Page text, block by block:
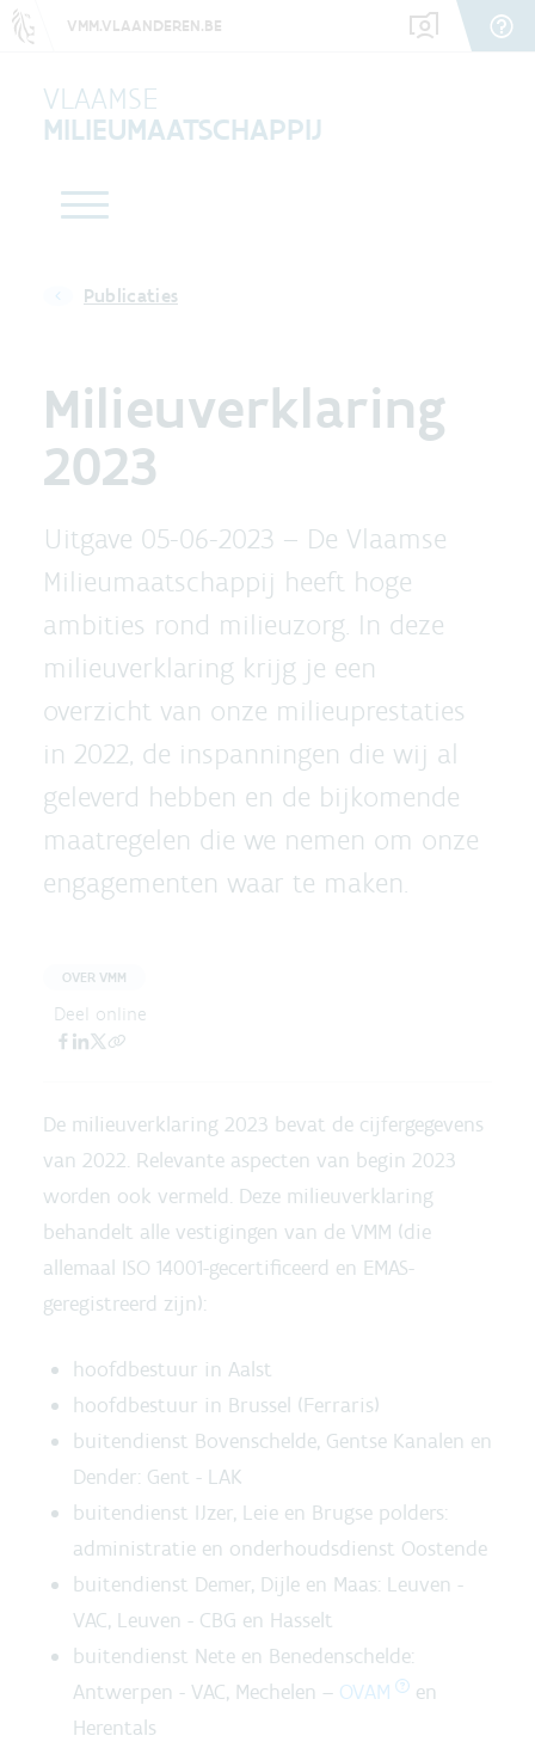
VMM.VLAANDEREN.BE
VLAAMSE
MILIEUMAATSCHAPPIJ
Publicaties
Milieuverklaring
2023
Uitgave 05-06-2023 – De Vlaamse
Milieumaatschappij heeft hoge
ambities rond milieuzorg. In deze
milieuverklaring krijg je een
overzicht van onze milieuprestaties
in 2022, de inspanningen die wij al
geleverd hebben en de bijkomende
maatregelen die we nemen om onze
engagementen waar te maken.
OVER VMM
Deel online
De milieuverklaring 2023 bevat de cijfergegevens
van 2022. Relevante aspecten van begin 2023
worden ook vermeld. Deze milieuverklaring
behandelt alle vestigingen van de VMM (die
allemaal ISO 14001-gecertificeerd en EMAS-
geregistreerd zijn):
hoofdbestuur in Aalst
hoofdbestuur in Brussel (Ferraris)
buitendienst Bovenschelde, Gentse Kanalen en
Dender: Gent - LAK
buitendienst IJzer, Leie en Brugse polders:
administratie en onderhoudsdienst Oostende
buitendienst Demer, Dijle en Maas: Leuven -
VAC, Leuven - CBG en Hasselt
buitendienst Nete en Benedenschelde:
Antwerpen - VAC, Mechelen – OVAM
en
Herentals